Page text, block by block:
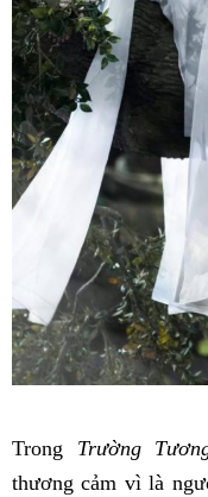
Trong Trường
thương cảm vì là